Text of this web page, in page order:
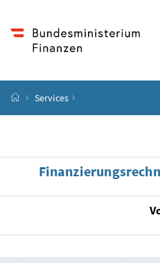
Startseite
Services